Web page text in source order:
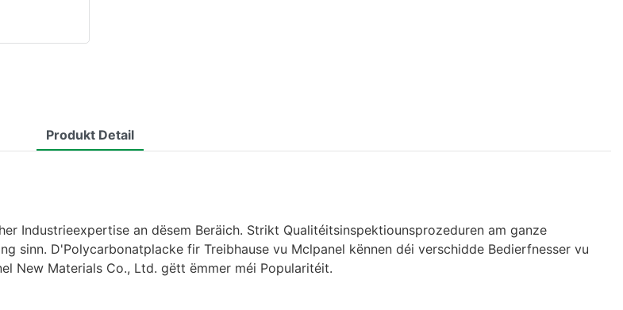
Produkt Detail
Industrieexpertise an dësem Beräich. Strikt Qualitéitsinspektiounsprozeduren am ganze
sinn. D'Polycarbonatplacke fir Treibhause vu Mclpanel kënnen déi verschidde Bedierfnesser vu
New Materials Co., Ltd. gëtt ëmmer méi Popularitéit.